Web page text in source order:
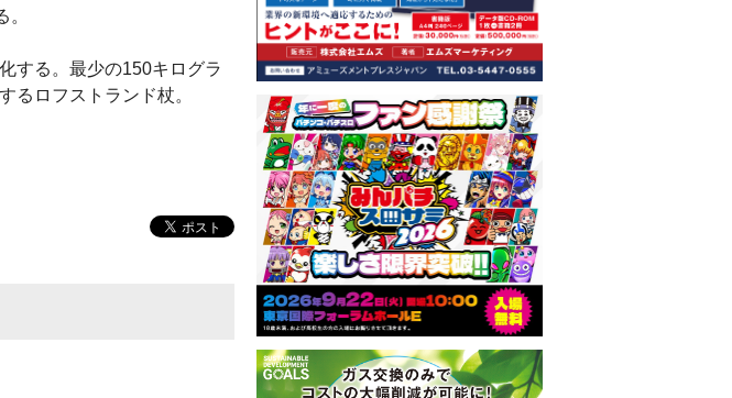
する。最少の150キログラ
るロフストランド杖。